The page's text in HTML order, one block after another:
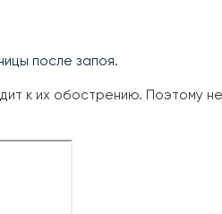
после запоя.
к их обострению. Поэтому